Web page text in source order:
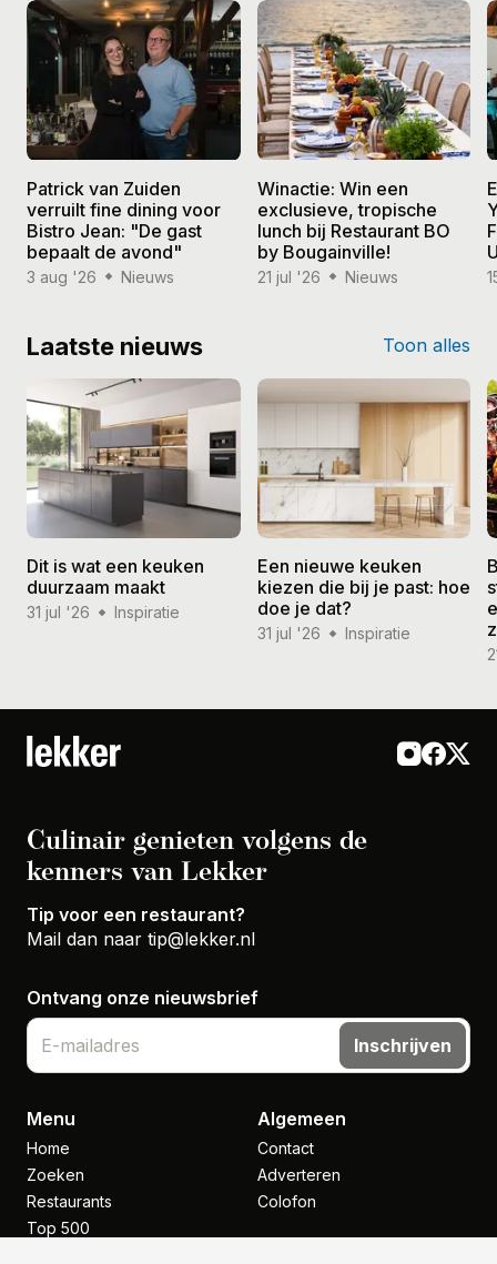
Patrick van Zuiden
verruilt fine dining voor
Bistro Jean: "De gast
bepaalt de avond"
3 aug '26 Nieuws
Winactie: Win een
exclusieve, tropische
lunch bij Restaurant BO
by Bougainville!
21 jul '26 Nieuws
Laatste nieuws Toon alles
Dit is wat een keuken
duurzaam maakt
31 jul '26 Inspiratie
Een nieuwe keuken
kiezen die bij je past: hoe
doe je dat?
31 jul '26 Inspiratie
Culinair genieten volgens de
kenners van Lekker
Tip voor een restaurant?
Mail dan naar tip@lekker.nl
Ontvang onze nieuwsbrief
Inschrijven
Menu
Home
Zoeken
Restaurants
Top 500
Algemeen
Contact
Adverteren
Colofon